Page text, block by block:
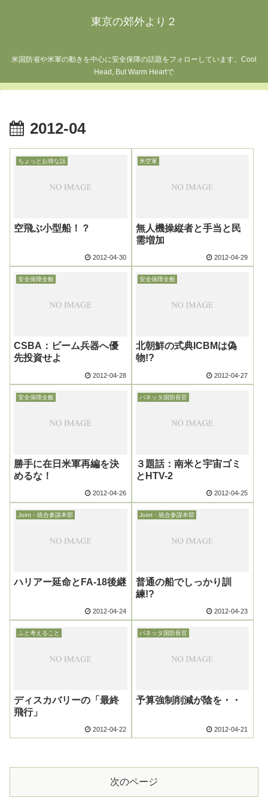
東京の郊外より２
米国防省や米軍の動きを中心に安全保障の話題をフォローしています。Cool
Head, But Warm Heartで
2012-04
ちょっとお得な話
空飛ぶ小型船！？
2012-04-30
米空軍
無人機操縦者と手当と民
需増加
2012-04-29
安全保障全般
CSBA：ビーム兵器へ優
先投資せよ
2012-04-28
安全保障全般
北朝鮮の式典ICBMは偽
物!?
2012-04-27
安全保障全般
勝手に在日米軍再編を決
めるな！
2012-04-26
パネッタ国防長官
３題話：南米と宇宙ゴミ
とHTV-2
2012-04-25
Joint・統合参謀本部
ハリアー延命とFA-18後継
2012-04-24
Joint・統合参謀本部
普通の船でしっかり訓
練!?
2012-04-23
ふと考えること
ディスカバリーの「最終
飛行」
2012-04-22
パネッタ国防長官
予算強制削減が陰を・・
2012-04-21
次のページ